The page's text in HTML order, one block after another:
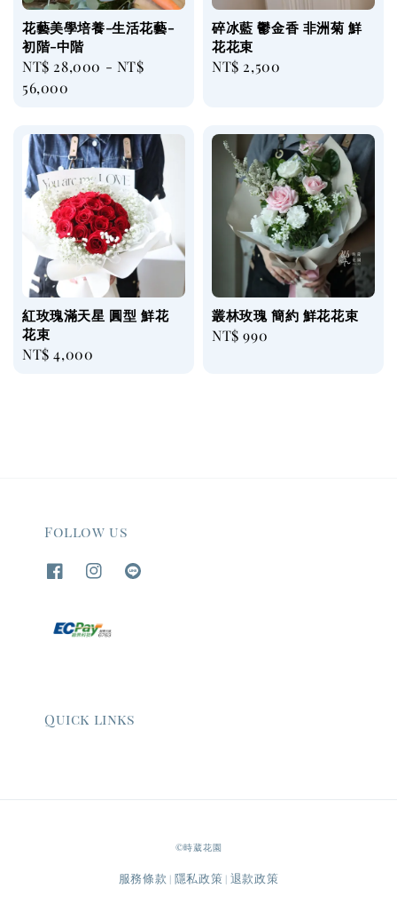
花藝美學培養-生活花藝-
初階-中階
Regular
price
NT$ 28,000 - NT$
56,000
碎冰藍 鬱金香 非洲菊 鮮
花花束
Regular
NT$ 2,500
紅玫瑰滿天星 圓型 鮮花
花束
Regular
NT$ 4,000
叢林玫瑰 簡約 鮮花花束
Regular
NT$ 990
Follow us
Quick links
©時葳花園
服務條款 隱私政策 退款政策